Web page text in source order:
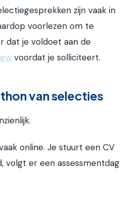
zijn vaak in
voorlezen om te
dat je voldoet aan de
voordat je solliciteert.
van selecties
online. Je stuurt een CV
volgt er een assessmentdag